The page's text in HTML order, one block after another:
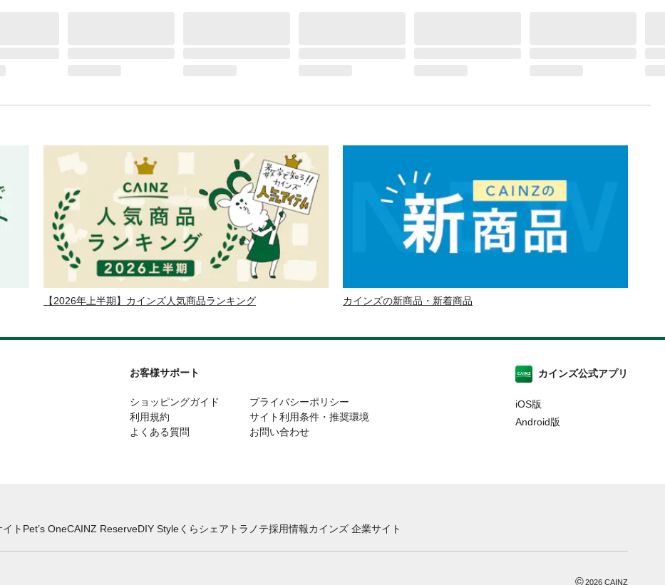
【2026年上半期】カインズ人気商品ランキング カインズの新商品・新着商品
お客様サポート
ショッピングガイド
利用規約
よくある質問
プライバシーポリシー
サイト利用条件・推奨環境
お問い合わせ
カインズ公式アプリ
iOS版
Android版
ト Pet’s OneCAINZ ReserveDIY Styleくらシェア トラノテ採用情報カインズ 企業サイト
©2026 CAINZ